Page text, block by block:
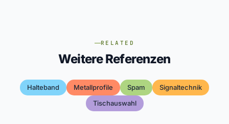
RELATED
Weitere Referenzen
Halteband Metallprofile Spam
Signaltechnik
Tischauswahl